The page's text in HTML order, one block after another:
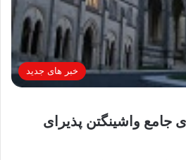
خبر های جدید
جامع واشینگتن پذیرای